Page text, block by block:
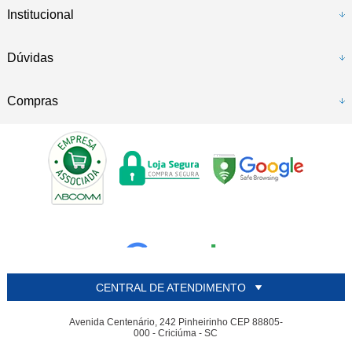
Institucional
Dúvidas
Compras
CENTRAL DE ATENDIMENTO
Avenida Centenário, 242 Pinheirinho CEP 88805-
000 - Criciúma - SC